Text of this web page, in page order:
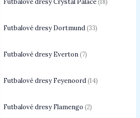
Futbalové dresy Crystal Palace 18
Futbalové dresy Dortmund 33
Futbalové dresy Everton 7
Futbalové dresy Feyenoord 14
Futbalové dresy Flamengo 2